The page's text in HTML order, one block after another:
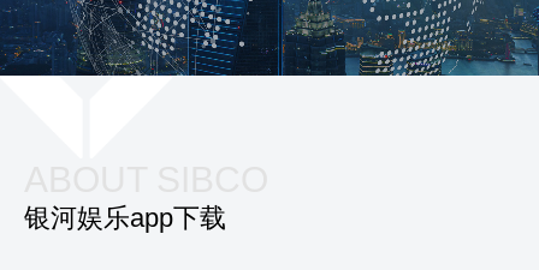
银河娱乐app下载